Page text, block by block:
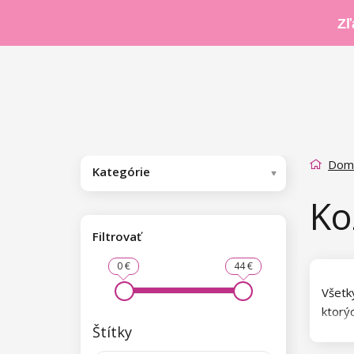
Kategórie
Filtrovať
0 € 44 €
Štítky